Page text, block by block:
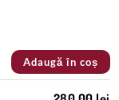
Adaugă în coș